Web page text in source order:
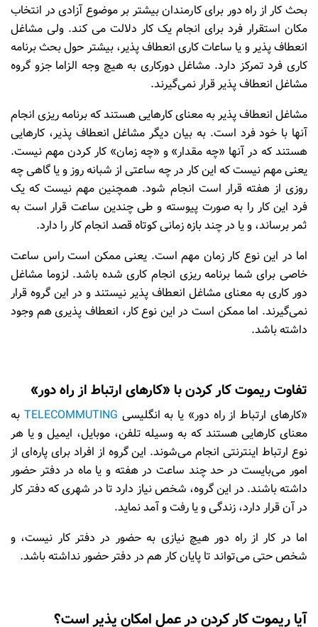
بحث کار از راه دور برای کارمندان بیشتر بر موضوع آزادی در انتخاب
مکان استقرار فرد برای انجام یک کار دلالت می کند. ولی مشاغل
انعطاف‌ پذیر و یا ساعات کاری انعطاف پذیر، بیشتر حول بحث برنامه
کاری فرد تمرکز دارد. مشاغل دورکاری به هیچ وجه الزاما جزو گروه
مشاغل انعطاف پذیر قرار نمی‌گیرند.
مشاغل انعطاف پذیر به معنای کارهایی هستند که برنامه ریزی انجام
آنها با خود فرد است. به بیان دیگر مشاغل انعطاف پذیر، کارهایی
هستند که در آنها «چه مقدار» و «چه زمان» کار کردن مهم نیست.
یعنی مهم نیست که این کار در چه ساعتی از شبانه روز و یا گاهی چه
روزی از هفته قرار است انجام شود. همچنین مهم نیست که یک
فرد این کار را به صورت پیوسته و طی چندین ساعت قرار است به
ثمر برساند، و یا در چند بازه زمانی کوتاه قصد انجام کار را دارد.
اما در این نوع کار زمان مهم است. یعنی ممکن است راس ساعت
خاصی برای شما برنامه ریزی انجام کاری شده باشد. لزوما مشاغل
دور کاری به معنای مشاغل انعطاف پذیر نیستند و در این گروه قرار
نمی‌گیرند. اما ممکن است در این نوع کار، انعطاف پذیری هم وجود
داشته باشد.
تفاوت ریموت کار کردن با «کارهای ارتباط از راه دور»
«کارهای ارتباط از راه دور» یا به انگلیسی TELECOMMUTING به
معنای کارهایی هستند که به وسیله تلفن، موبایل، ایمیل و یا هر
نوع ارتباط اینترنتی انجام می‌شوند. این گروه از افراد برای پاره‌ای از
امور می‌بایست در حد چند ساعت در هفته و یا ماه در دفتر حضور
داشته باشند. در این گروه، شخص نیاز دارد تا در شهری که دفتر کار
در آن قرار دارد، زندگی و یا رفت و آمد نماید.
اما در کار از راه دور هیچ نیازی به حضور در دفتر کار نیست، و
شخص حتی می‌تواند تا پایان کار هم در دفتر حضور نداشته باشد.
آیا ریموت کار کردن در عمل امکان پذیر است؟